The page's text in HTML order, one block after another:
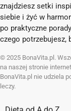
znajdziesz setki
siebie i żyć w
po praktyczne
czego potrzebujesz,
© 2025 BonaVita.pl.
na naszej stronie
BonaVita.pl nie udziela
leczy.